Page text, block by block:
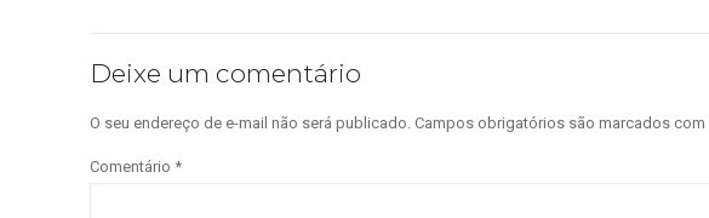
Deixe um comentário
O seu endereço de e-mail não será publicado. Campos obrigatórios são marcados com
Comentário *